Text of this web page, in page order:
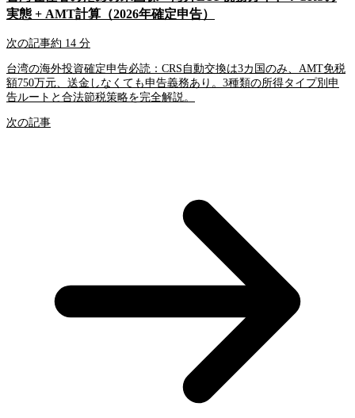
実態 + AMT計算（2026年確定申告）
次の記事約 14 分
台湾の海外投資確定申告必読：CRS自動交換は3カ国のみ、AMT免税
額750万元、送金しなくても申告義務あり。3種類の所得タイプ別申
告ルートと合法節税策略を完全解説。
次の記事